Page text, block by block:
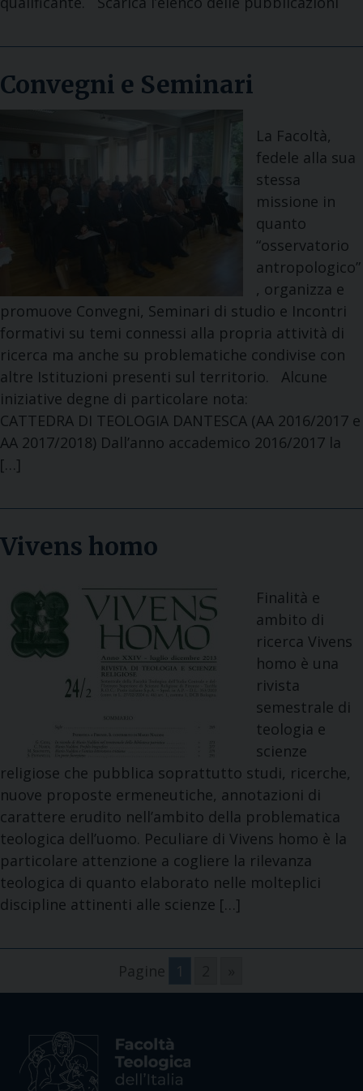
Convegni e Seminari
La Facoltà,
fedele alla sua
stessa
missione in
quanto
“osservatorio
antropologico”
, organizza e
promuove Convegni, Seminari di studio e Incontri
formativi su temi connessi alla propria attività di
ricerca ma anche su problematiche condivise con
altre Istituzioni presenti sul territorio. Alcune
iniziative degne di particolare nota:
CATTEDRA DI TEOLOGIA DANTESCA (AA 2016/2017 e
AA 2017/2018) Dall’anno accademico 2016/2017 la
[…]
Vivens homo
Finalità e
ambito di
ricerca Vivens
homo è una
rivista
semestrale di
teologia e
scienze
religiose che pubblica soprattutto studi, ricerche,
nuove proposte ermeneutiche, annotazioni di
carattere erudito nell’ambito della problematica
teologica dell’uomo. Peculiare di Vivens homo è la
particolare attenzione a cogliere la rilevanza
teologica di quanto elaborato nelle molteplici
discipline attinenti alle scienze […]
Pagine 1